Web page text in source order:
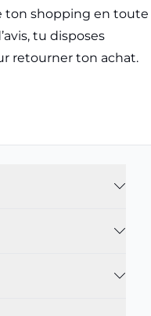
ton shopping en toute
tu disposes
retourner ton achat.